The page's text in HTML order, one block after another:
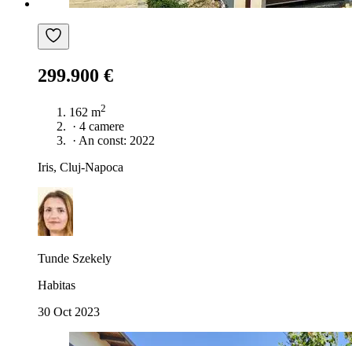
299.900 €
162 m2
· 4 camere
· An const: 2022
Iris, Cluj-Napoca
Tunde Szekely
Habitas
30 Oct 2023